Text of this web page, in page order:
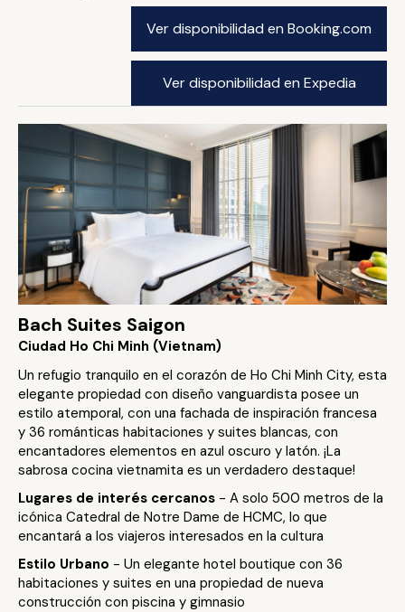
Ver disponibilidad en Booking.com
Ver disponibilidad en Expedia
Bach Suites Saigon
Ciudad Ho Chi Minh (Vietnam)
Un refugio tranquilo en el corazón de Ho Chi Minh City, esta
elegante propiedad con diseño vanguardista posee un
estilo atemporal, con una fachada de inspiración francesa
y 36 románticas habitaciones y suites blancas, con
encantadores elementos en azul oscuro y latón. ¡La
sabrosa cocina vietnamita es un verdadero destaque!
Lugares de interés cercanos - A solo 500 metros de la
icónica Catedral de Notre Dame de HCMC, lo que
encantará a los viajeros interesados en la cultura
Estilo Urbano - Un elegante hotel boutique con 36
habitaciones y suites en una propiedad de nueva
construcción con piscina y gimnasio